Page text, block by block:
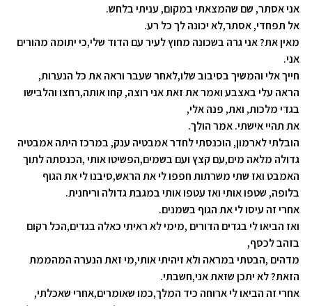
אני אסתר, שם שהמצאתי במקום, עניתי בלחש.
אל תפחדי, אסתר,לא יכונה לך כל רע.
מאין את? אני גרה בשכונה מחוץ לעיר עם הדוד שלי,כי יתומה מהורים
אני.
חייך אלי והמשיך בסיבוב שלו,לאחר שעבר וראה את כל הנערות,
הראה עלי באצבע ואמר את זאת אני רוצה, קחו אותה,רחצו והלבישו
בגדי מלכות, ואת, פנה אלי,
את תהיי אישתי. אמר הולך.
הובלתי לארמון, הוכנסתי לחדר אמבטיה ענק, במרכז היתהאמבטיה
גדולה מלאה מים,עם קצץ ועם בשמים,הפשיטו אותי ,הכנסתה לתוך
האמבט ואז שתי משרתות חפפו לי את הראש,סיבנו לי את הגוף
בלופה, שטפו אותי ואז עטפו אותי במגבת גדולה וריחנית.
אחרי זה עיסו לי את הגוף בשמנים.
ואז הביאו לי בגדים הדורים ,מימי לא ראיתי כאלה בגדים,הכל רקום
בזהב לכסף,
מדהים ,הבטתי במראה ולא זיהיתי אותי,מי זאת הנערה המהממת
הזאת? לא יתכן שזאת אני,חשבתי.
אחרי זה הביאו לי ארוחה כיד המלך,כמו שאומרים,אחרי שאכלתי,